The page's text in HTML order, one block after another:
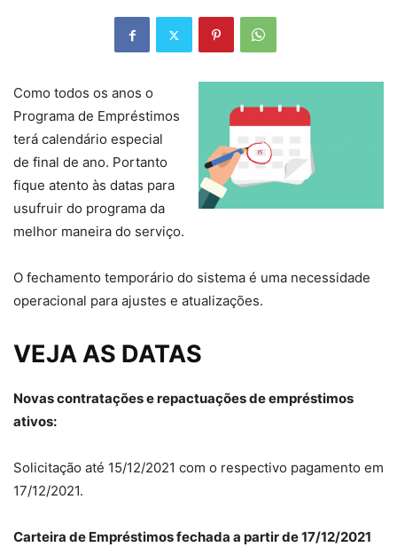
Como todos os anos o
Programa de Empréstimos
terá calendário especial
de final de ano. Portanto
fique atento às datas para
usufruir do programa da
melhor maneira do serviço.
O fechamento temporário do sistema é uma necessidade
operacional para ajustes e atualizações.
VEJA AS DATAS
Novas contratações e repactuações de empréstimos
ativos:
Solicitação até 15/12/2021 com o respectivo pagamento em
17/12/2021.
Carteira de Empréstimos fechada a partir de 17/12/2021